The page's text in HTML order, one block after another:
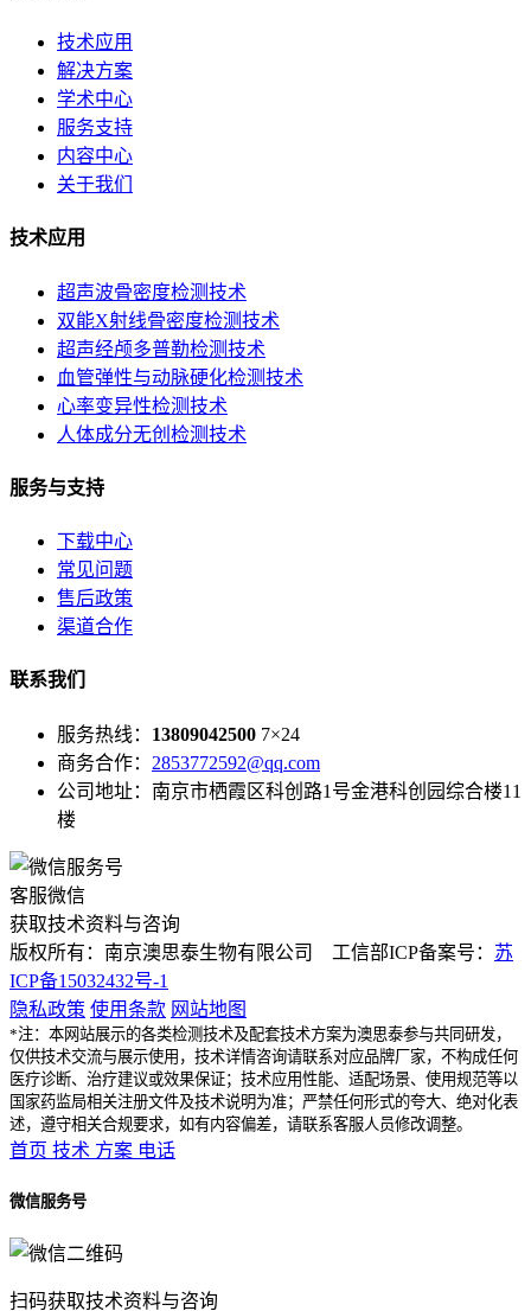
技术应用
解决方案
学术中心
服务支持
内容中心
关于我们
技术应用
超声波骨密度检测技术
双能X射线骨密度检测技术
超声经颅多普勒检测技术
血管弹性与动脉硬化检测技术
心率变异性检测技术
人体成分无创检测技术
服务与支持
下载中心
常见问题
售后政策
渠道合作
联系我们
服务热线： 13809042500 7×24
商务合作： 2853772592@qq.com
公司地址：南京市栖霞区科创路1号金港科创园综合楼11
楼
客服微信
获取技术资料与咨询
版权所有：南京澳思泰生物有限公司 工信部ICP备案号： 苏
ICP备15032432号-1
隐私政策 使用条款 网站地图
*注：本网站展示的各类检测技术及配套技术方案为澳思泰参与共同研发，
仅供技术交流与展示使用，技术详情咨询请联系对应品牌厂家，不构成任何
医疗诊断、治疗建议或效果保证；技术应用性能、适配场景、使用规范等以
国家药监局相关注册文件及技术说明为准；严禁任何形式的夸大、绝对化表
述，遵守相关合规要求，如有内容偏差，请联系客服人员修改调整。
首页 技术 方案 电话
微信服务号
扫码获取技术资料与咨询